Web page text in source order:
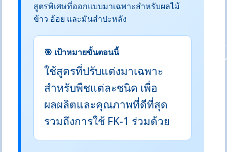
สูตรพิเศษที่ออกแบบมาเฉพาะสำหรับผลไม้
ข้าว อ้อย และมันสำปะหลัง
🎯 เป้าหมายขั้นตอนนี้
ใช้สูตรที่ปรับแต่งมาเฉพาะ
สำหรับพืชแต่ละชนิด เพื่อ
ผลผลิตและคุณภาพที่ดีที่สุด
รวมถึงการใช้ FK-1 ร่วมด้วย